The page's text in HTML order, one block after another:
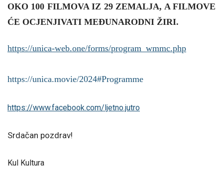
OKO 100 FILMOVA IZ 29 ZEMALJA, A FILMOVE
ĆE OCJENJIVATI MEĐUNARODNI ŽIRI.
https://unica-web.one/forms/program_wmmc.php
https://unica.movie/2024#Programme
https://www.facebook.com/ljetno.jutro
Srdačan pozdrav!
Kul Kultura